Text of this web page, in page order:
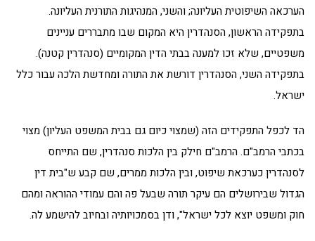
הערכאה השיפוטית העליונה; והשני, המנהיגות התורנית העליונה.
בתפקידה הראשון, הסנהדרין היא המקום שבו מתבררים עניינים
משפטיים, שלא זכו למענה בבתי הדין המקומיים (סנהדרין קטנה).
בתפקידה השני, הסנהדרין דורשת את התורה ומחדשת הלכה עבור כלל
ישראל.
הד לכפל התפקידים הזה (שמצוי כיום גם בבית המשפט העליון) מצוי
בכתבי הרמב"ם. הרמב"ם חילק בין הלכות סנהדרין, שם התייחס
לסנהדרין כערכאת שיפוט, ובין הלכות ממרים, שם קבע ש"בית דין
הגדול שבירושלים הם עיקר תורה שבעל פה והם עמודי ההוראה ומהם
חוק ומשפט יוצא לכל ישראל", ודן בסמכויותיה ובחיוב להישמע לה.